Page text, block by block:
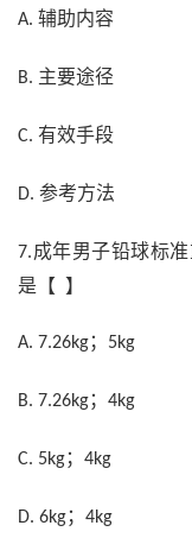
A. 辅助内容
B. 主要途径
C. 有效手段
D. 参考方法
7.成年男子铅球标
是【 】
A. 7.26kg； 5kg
B. 7.26kg； 4kg
C. 5kg； 4kg
D. 6kg； 4kg